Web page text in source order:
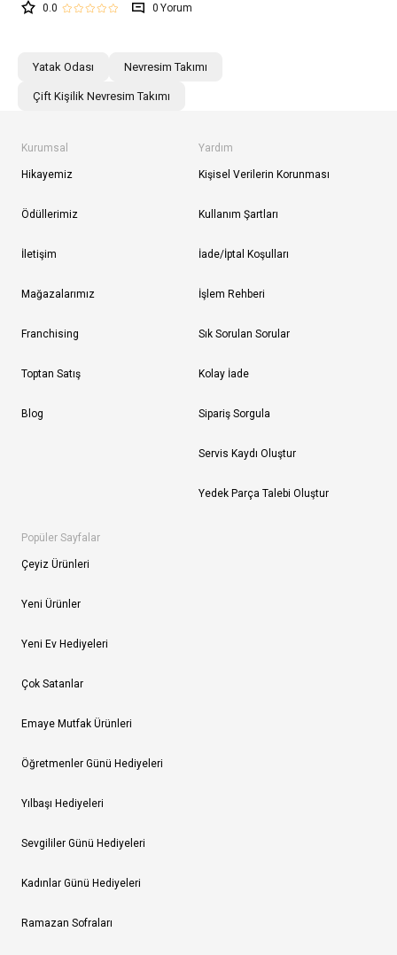
0.0 0
Yatak Odası Nevresim Takımı
Çift Kişilik Nevresim Takımı
Kurumsal
Hikayemiz
Ödüllerimiz
İletişim
Mağazalarımız
Franchising
Toptan Satış
Blog
Yardım
Kişisel Verilerin Korunması
Kullanım Şartları
İade/İptal Koşulları
İşlem Rehberi
Sık Sorulan Sorular
Kolay İade
Sipariş Sorgula
Servis Kaydı Oluştur
Yedek Parça Talebi Oluştur
Popüler Sayfalar
Çeyiz Ürünleri
Yeni Ürünler
Yeni Ev Hediyeleri
Çok Satanlar
Emaye Mutfak Ürünleri
Öğretmenler Günü Hediyeleri
Yılbaşı Hediyeleri
Sevgililer Günü Hediyeleri
Kadınlar Günü Hediyeleri
Ramazan Sofraları